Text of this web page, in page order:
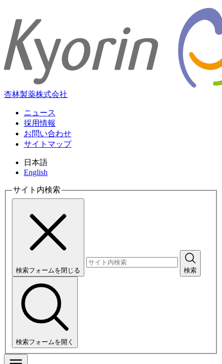
杏林製薬株式会社
ニュース
採用情報
お問い合わせ
サイトマップ
日本語
English
サイト内検索
検索フォームを閉じる 検索
検索フォームを開く